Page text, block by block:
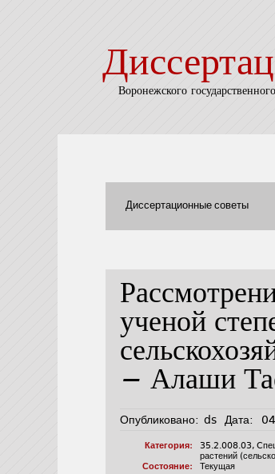
Воронежского
Диссертационные советы
ученой
— Алаши
Опубликовано: ds Дата:
Категория: 35.2.008.03,
растений
Состояние:
Текущая